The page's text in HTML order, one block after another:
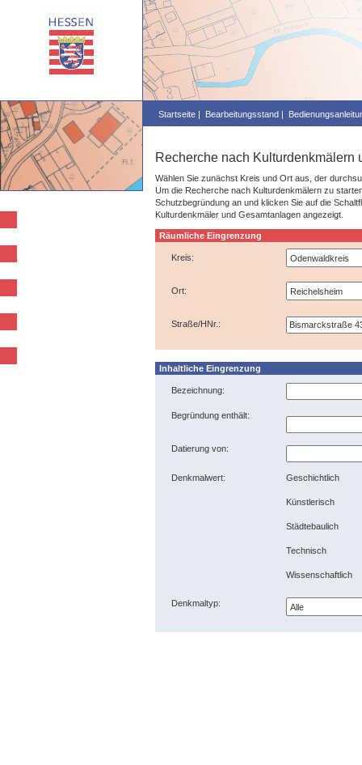
Startseite | Bearbeitungsstand |
Recherche nach Kulturdenkmälern
Wählen Sie zunächst Kreis und Ort aus, der
Um die Recherche nach Kulturdenkmälern zu
Schutzbegründung an und klicken Sie auf die
Kulturdenkmäler und Gesamtanlagen angezeigt.
Räumliche Eingrenzung
Kreis:
Ort:
Straße/HNr.:
Inhaltliche Eingrenzung
Bezeichnung:
Begründung enthält:
Datierung von:
Denkmalwert: Geschichtlich
Künstlerisch
Städtebaulich
Technisch
Wissenschaftlich
Denkmaltyp: